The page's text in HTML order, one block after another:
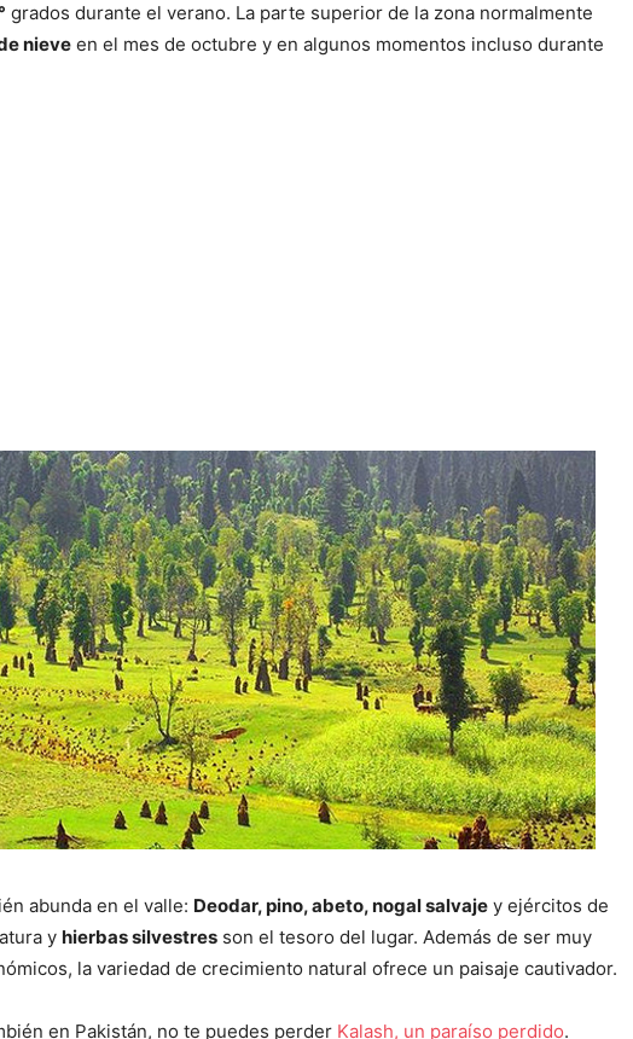
grados durante el verano. La parte superior de la zona normalmente
nieve en el mes de octubre y en algunos momentos incluso durante
abunda en el valle: Deodar, pino, abeto, nogal salvaje y ejércitos de
y hierbas silvestres son el tesoro del lugar. Además de ser muy
la variedad de crecimiento natural ofrece un paisaje cautivador.
en Pakistán, no te puedes perder Kalash, un paraíso perdido.